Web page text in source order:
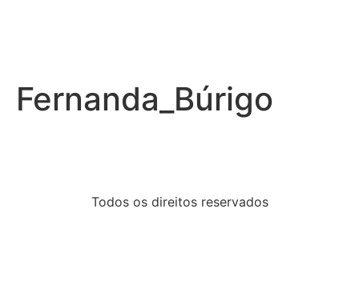
Fernanda_Búrigo
Todos os direitos reservados